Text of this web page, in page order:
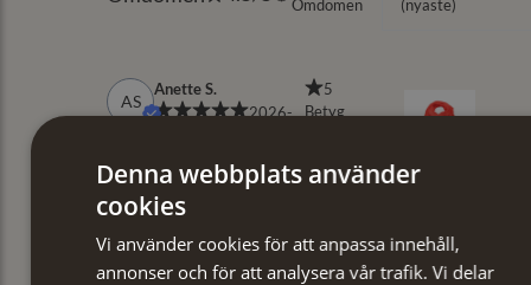
Denna webbplats använder
cookies
Vi använder cookies för att anpassa innehåll,
annonser och för att analysera vår trafik. Vi delar